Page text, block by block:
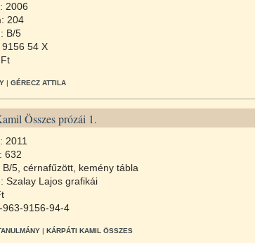
2006
204
B/5
9156 54 X
| GÉRECZ ATTILA
Összes prózái 1.
2011
632
5, cérnafűzött, kemény tábla
Szalay Lajos grafikái
963-9156-94-4
| KÁRPÁTI KAMIL ÖSSZES